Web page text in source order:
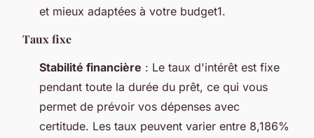
et mieux adaptées à votre budget1.
Taux fixe
Stabilité financière : Le taux d'intérêt est fixe
pendant toute la durée du prêt, ce qui vous
permet de prévoir vos dépenses avec
certitude. Les taux peuvent varier entre 8,186%